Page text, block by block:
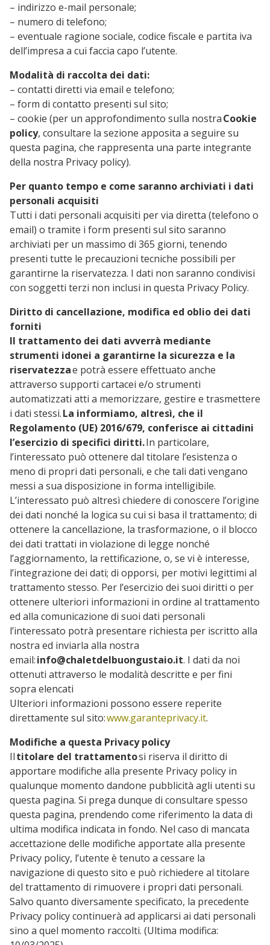
– indirizzo e-mail personale;
– numero di telefono;
– eventuale ragione sociale, codice fiscale e partita iva
dell’impresa a cui faccia capo l’utente.
Modalità di raccolta dei dati:
– contatti diretti via email e telefono;
– form di contatto presenti sul sito;
– cookie (per un approfondimento sulla nostraCookie
policy, consultare la sezione apposita a seguire su
questa pagina, che rappresenta una parte integrante
della nostra Privacy policy).
Per quanto tempo e come saranno archiviati i dati
personali acquisiti
Tutti i dati personali acquisiti per via diretta (telefono o
email) o tramite i form presenti sul sito saranno
archiviati per un massimo di 365 giorni, tenendo
presenti tutte le precauzioni tecniche possibili per
garantirne la riservatezza. I dati non saranno condivisi
con soggetti terzi non inclusi in questa Privacy Policy.
Diritto di cancellazione, modifica ed oblio dei dati
forniti
Il trattamento dei dati avverrà mediante
strumenti idonei a garantirne la sicurezza e la
riservatezzae potrà essere effettuato anche
attraverso supporti cartacei e/o strumenti
automatizzati atti a memorizzare, gestire e trasmettere
i dati stessi.La informiamo, altresì, che il
Regolamento (UE) 2016/679, conferisce ai cittadini
l’esercizio di specifici diritti.In particolare,
l’interessato può ottenere dal titolare l’esistenza o
meno di propri dati personali, e che tali dati vengano
messi a sua disposizione in forma intelligibile.
L’interessato può altresì chiedere di conoscere l’origine
dei dati nonché la logica su cui si basa il trattamento; di
ottenere la cancellazione, la trasformazione, o il blocco
dei dati trattati in violazione di legge nonché
l’aggiornamento, la rettificazione, o, se vi è interesse,
l’integrazione dei dati; di opporsi, per motivi legittimi al
trattamento stesso. Per l’esercizio dei suoi diritti o per
ottenere ulteriori informazioni in ordine al trattamento
ed alla comunicazione di suoi dati personali
l’interessato potrà presentare richiesta per iscritto alla
nostra ed inviarla alla nostra
email:info@chaletdelbuongustaio.it. I dati da noi
ottenuti attraverso le modalità descritte e per fini
sopra elencati
Ulteriori informazioni possono essere reperite
direttamente sul sito:www.garanteprivacy.it.
Modifiche a questa Privacy policy
Iltitolare del trattamentosi riserva il diritto di
apportare modifiche alla presente Privacy policy in
qualunque momento dandone pubblicità agli utenti su
questa pagina. Si prega dunque di consultare spesso
questa pagina, prendendo come riferimento la data di
ultima modifica indicata in fondo. Nel caso di mancata
accettazione delle modifiche apportate alla presente
Privacy policy, l’utente è tenuto a cessare la
navigazione di questo sito e può richiedere al titolare
del trattamento di rimuovere i propri dati personali.
Salvo quanto diversamente specificato, la precedente
Privacy policy continuerà ad applicarsi ai dati personali
sino a quel momento raccolti. (Ultima modifica: